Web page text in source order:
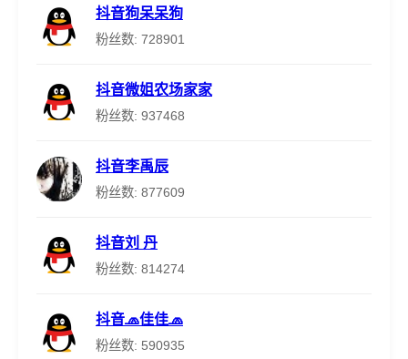
抖音狗呆呆狗
粉丝数: 728901
抖音微姐农场家家
粉丝数: 937468
抖音李禹辰
粉丝数: 877609
抖音刘 丹
粉丝数: 814274
抖音🧢佳佳🧢
粉丝数: 590935